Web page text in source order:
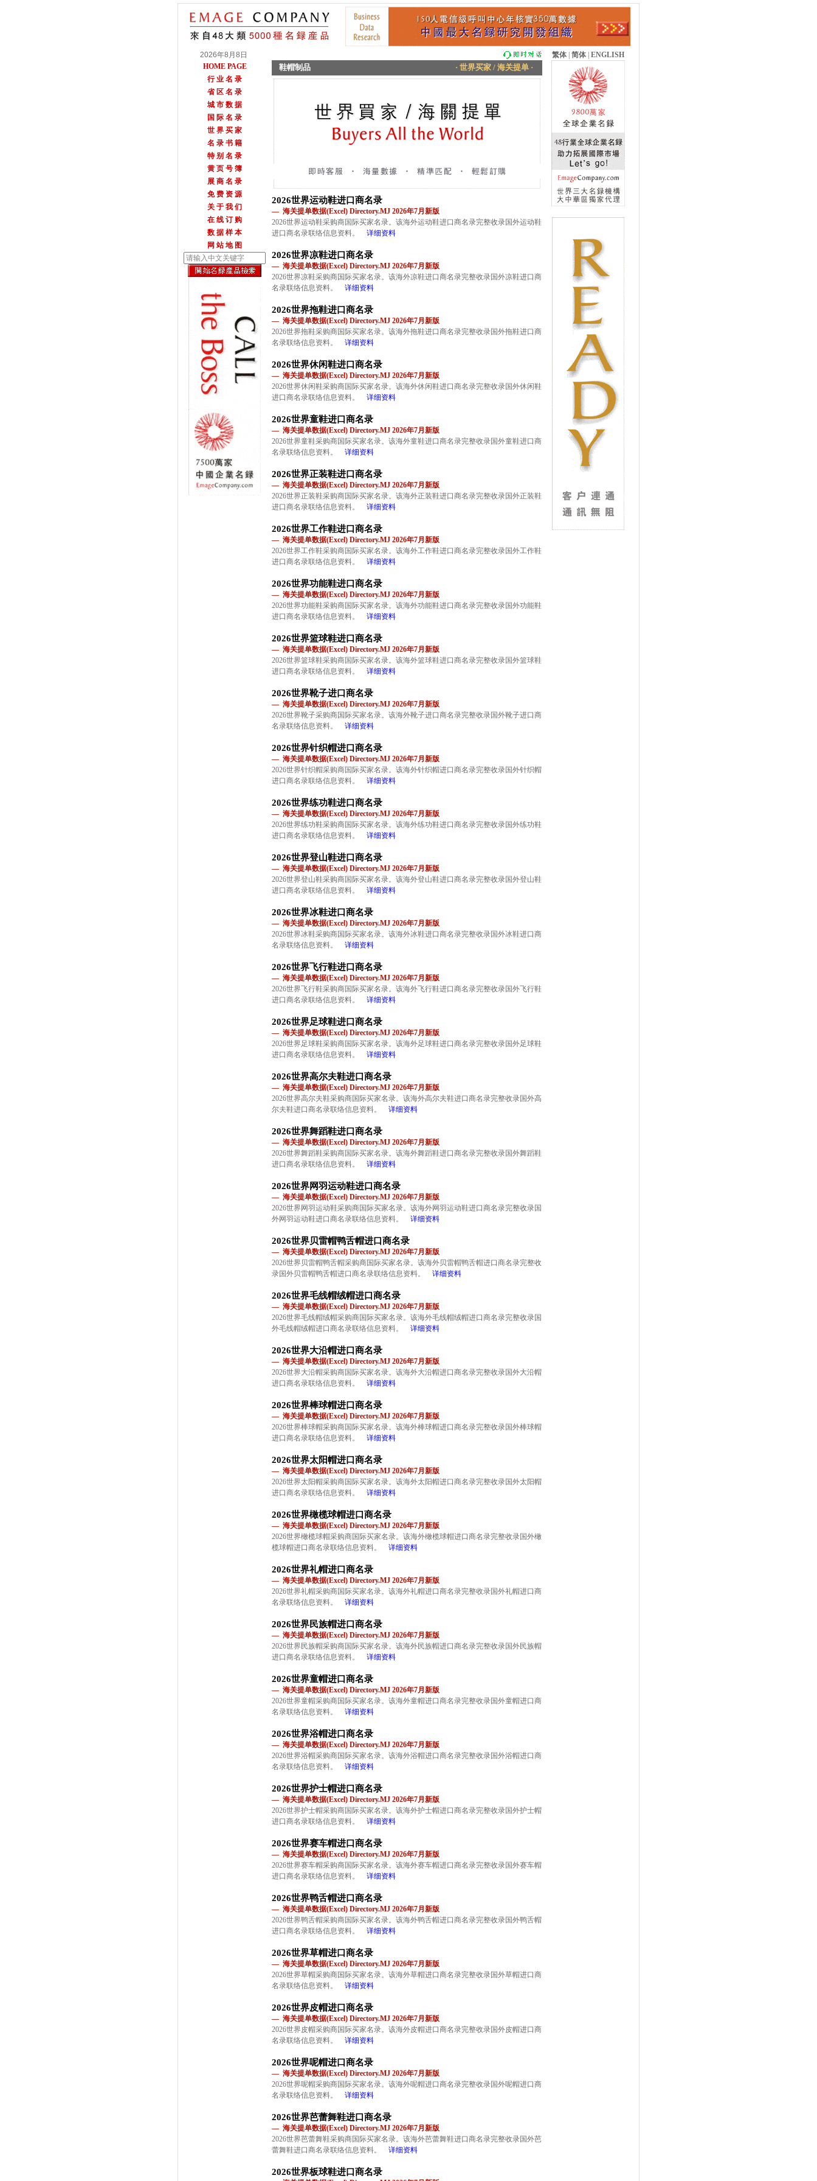
2026年8月8日 繁体 简体 ENGLISH
HOME PAGE
行 业 名 录
省 区 名 录
城 市 数 据
国 际 名 录
世 界 买 家
名 录 书 籍
特 别 名 录
黄 页 号 簿
展 商 名 录
免 费 资 源
关 于 我 们
在 线 订 购
数 据 样 本
网 站 地 图
鞋帽制品 · 世界买家 / 海关提单 ·
2026世界运动鞋进口商名录
— 海关提单数据(Excel) Directory.MJ 2026年7月新版
2026世界运动鞋采购商国际买家名录。该海外运动鞋进口商名录完整收录国外运动鞋
进口商名录联络信息资料。
详细资料
2026世界凉鞋进口商名录
— 海关提单数据(Excel) Directory.MJ 2026年7月新版
2026世界凉鞋采购商国际买家名录。该海外凉鞋进口商名录完整收录国外凉鞋进口商
名录联络信息资料。
详细资料
2026世界拖鞋进口商名录
— 海关提单数据(Excel) Directory.MJ 2026年7月新版
2026世界拖鞋采购商国际买家名录。该海外拖鞋进口商名录完整收录国外拖鞋进口商
名录联络信息资料。
详细资料
2026世界休闲鞋进口商名录
— 海关提单数据(Excel) Directory.MJ 2026年7月新版
2026世界休闲鞋采购商国际买家名录。该海外休闲鞋进口商名录完整收录国外休闲鞋
进口商名录联络信息资料。
详细资料
2026世界童鞋进口商名录
— 海关提单数据(Excel) Directory.MJ 2026年7月新版
2026世界童鞋采购商国际买家名录。该海外童鞋进口商名录完整收录国外童鞋进口商
名录联络信息资料。
详细资料
2026世界正装鞋进口商名录
— 海关提单数据(Excel) Directory.MJ 2026年7月新版
2026世界正装鞋采购商国际买家名录。该海外正装鞋进口商名录完整收录国外正装鞋
进口商名录联络信息资料。
详细资料
2026世界工作鞋进口商名录
— 海关提单数据(Excel) Directory.MJ 2026年7月新版
2026世界工作鞋采购商国际买家名录。该海外工作鞋进口商名录完整收录国外工作鞋
进口商名录联络信息资料。
详细资料
2026世界功能鞋进口商名录
— 海关提单数据(Excel) Directory.MJ 2026年7月新版
2026世界功能鞋采购商国际买家名录。该海外功能鞋进口商名录完整收录国外功能鞋
进口商名录联络信息资料。
详细资料
2026世界篮球鞋进口商名录
— 海关提单数据(Excel) Directory.MJ 2026年7月新版
2026世界篮球鞋采购商国际买家名录。该海外篮球鞋进口商名录完整收录国外篮球鞋
进口商名录联络信息资料。
详细资料
2026世界靴子进口商名录
— 海关提单数据(Excel) Directory.MJ 2026年7月新版
2026世界靴子采购商国际买家名录。该海外靴子进口商名录完整收录国外靴子进口商
名录联络信息资料。
详细资料
2026世界针织帽进口商名录
— 海关提单数据(Excel) Directory.MJ 2026年7月新版
2026世界针织帽采购商国际买家名录。该海外针织帽进口商名录完整收录国外针织帽
进口商名录联络信息资料。
详细资料
2026世界练功鞋进口商名录
— 海关提单数据(Excel) Directory.MJ 2026年7月新版
2026世界练功鞋采购商国际买家名录。该海外练功鞋进口商名录完整收录国外练功鞋
进口商名录联络信息资料。
详细资料
2026世界登山鞋进口商名录
— 海关提单数据(Excel) Directory.MJ 2026年7月新版
2026世界登山鞋采购商国际买家名录。该海外登山鞋进口商名录完整收录国外登山鞋
进口商名录联络信息资料。
详细资料
2026世界冰鞋进口商名录
— 海关提单数据(Excel) Directory.MJ 2026年7月新版
2026世界冰鞋采购商国际买家名录。该海外冰鞋进口商名录完整收录国外冰鞋进口商
名录联络信息资料。
详细资料
2026世界飞行鞋进口商名录
— 海关提单数据(Excel) Directory.MJ 2026年7月新版
2026世界飞行鞋采购商国际买家名录。该海外飞行鞋进口商名录完整收录国外飞行鞋
进口商名录联络信息资料。
详细资料
2026世界足球鞋进口商名录
— 海关提单数据(Excel) Directory.MJ 2026年7月新版
2026世界足球鞋采购商国际买家名录。该海外足球鞋进口商名录完整收录国外足球鞋
进口商名录联络信息资料。
详细资料
2026世界高尔夫鞋进口商名录
— 海关提单数据(Excel) Directory.MJ 2026年7月新版
2026世界高尔夫鞋采购商国际买家名录。该海外高尔夫鞋进口商名录完整收录国外高
尔夫鞋进口商名录联络信息资料。
详细资料
2026世界舞蹈鞋进口商名录
— 海关提单数据(Excel) Directory.MJ 2026年7月新版
2026世界舞蹈鞋采购商国际买家名录。该海外舞蹈鞋进口商名录完整收录国外舞蹈鞋
进口商名录联络信息资料。
详细资料
2026世界网羽运动鞋进口商名录
— 海关提单数据(Excel) Directory.MJ 2026年7月新版
2026世界网羽运动鞋采购商国际买家名录。该海外网羽运动鞋进口商名录完整收录国
外网羽运动鞋进口商名录联络信息资料。
详细资料
2026世界贝雷帽鸭舌帽进口商名录
— 海关提单数据(Excel) Directory.MJ 2026年7月新版
2026世界贝雷帽鸭舌帽采购商国际买家名录。该海外贝雷帽鸭舌帽进口商名录完整收
录国外贝雷帽鸭舌帽进口商名录联络信息资料。
详细资料
2026世界毛线帽绒帽进口商名录
— 海关提单数据(Excel) Directory.MJ 2026年7月新版
2026世界毛线帽绒帽采购商国际买家名录。该海外毛线帽绒帽进口商名录完整收录国
外毛线帽绒帽进口商名录联络信息资料。
详细资料
2026世界大沿帽进口商名录
— 海关提单数据(Excel) Directory.MJ 2026年7月新版
2026世界大沿帽采购商国际买家名录。该海外大沿帽进口商名录完整收录国外大沿帽
进口商名录联络信息资料。
详细资料
2026世界棒球帽进口商名录
— 海关提单数据(Excel) Directory.MJ 2026年7月新版
2026世界棒球帽采购商国际买家名录。该海外棒球帽进口商名录完整收录国外棒球帽
进口商名录联络信息资料。
详细资料
2026世界太阳帽进口商名录
— 海关提单数据(Excel) Directory.MJ 2026年7月新版
2026世界太阳帽采购商国际买家名录。该海外太阳帽进口商名录完整收录国外太阳帽
进口商名录联络信息资料。
详细资料
2026世界橄榄球帽进口商名录
— 海关提单数据(Excel) Directory.MJ 2026年7月新版
2026世界橄榄球帽采购商国际买家名录。该海外橄榄球帽进口商名录完整收录国外橄
榄球帽进口商名录联络信息资料。
详细资料
2026世界礼帽进口商名录
— 海关提单数据(Excel) Directory.MJ 2026年7月新版
2026世界礼帽采购商国际买家名录。该海外礼帽进口商名录完整收录国外礼帽进口商
名录联络信息资料。
详细资料
2026世界民族帽进口商名录
— 海关提单数据(Excel) Directory.MJ 2026年7月新版
2026世界民族帽采购商国际买家名录。该海外民族帽进口商名录完整收录国外民族帽
进口商名录联络信息资料。
详细资料
2026世界童帽进口商名录
— 海关提单数据(Excel) Directory.MJ 2026年7月新版
2026世界童帽采购商国际买家名录。该海外童帽进口商名录完整收录国外童帽进口商
名录联络信息资料。
详细资料
2026世界浴帽进口商名录
— 海关提单数据(Excel) Directory.MJ 2026年7月新版
2026世界浴帽采购商国际买家名录。该海外浴帽进口商名录完整收录国外浴帽进口商
名录联络信息资料。
详细资料
2026世界护士帽进口商名录
— 海关提单数据(Excel) Directory.MJ 2026年7月新版
2026世界护士帽采购商国际买家名录。该海外护士帽进口商名录完整收录国外护士帽
进口商名录联络信息资料。
详细资料
2026世界赛车帽进口商名录
— 海关提单数据(Excel) Directory.MJ 2026年7月新版
2026世界赛车帽采购商国际买家名录。该海外赛车帽进口商名录完整收录国外赛车帽
进口商名录联络信息资料。
详细资料
2026世界鸭舌帽进口商名录
— 海关提单数据(Excel) Directory.MJ 2026年7月新版
2026世界鸭舌帽采购商国际买家名录。该海外鸭舌帽进口商名录完整收录国外鸭舌帽
进口商名录联络信息资料。
详细资料
2026世界草帽进口商名录
— 海关提单数据(Excel) Directory.MJ 2026年7月新版
2026世界草帽采购商国际买家名录。该海外草帽进口商名录完整收录国外草帽进口商
名录联络信息资料。
详细资料
2026世界皮帽进口商名录
— 海关提单数据(Excel) Directory.MJ 2026年7月新版
2026世界皮帽采购商国际买家名录。该海外皮帽进口商名录完整收录国外皮帽进口商
名录联络信息资料。
详细资料
2026世界呢帽进口商名录
— 海关提单数据(Excel) Directory.MJ 2026年7月新版
2026世界呢帽采购商国际买家名录。该海外呢帽进口商名录完整收录国外呢帽进口商
名录联络信息资料。
详细资料
2026世界芭蕾舞鞋进口商名录
— 海关提单数据(Excel) Directory.MJ 2026年7月新版
2026世界芭蕾舞鞋采购商国际买家名录。该海外芭蕾舞鞋进口商名录完整收录国外芭
蕾舞鞋进口商名录联络信息资料。
详细资料
2026世界板球鞋进口商名录